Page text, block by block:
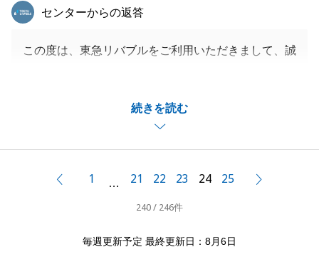
続きを読む
東急リバブル
センターからの返答
この度は、東急リバブルをご利用いただきまして、誠
たが、ご縁があり、良い買主様が見つかりまして、私
としても非常に嬉しく思っております。
ご成約までに何点か確認事項もあり、お時間をおかけ
様のご協力あってのものと思っております。誠にあり
変申し訳ございません。
前へ1 … 21 22 23 24 25
240 / 246件
毎週更新予定 最終更新日：8月6日